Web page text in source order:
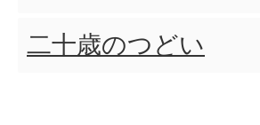
二十歳のつどい